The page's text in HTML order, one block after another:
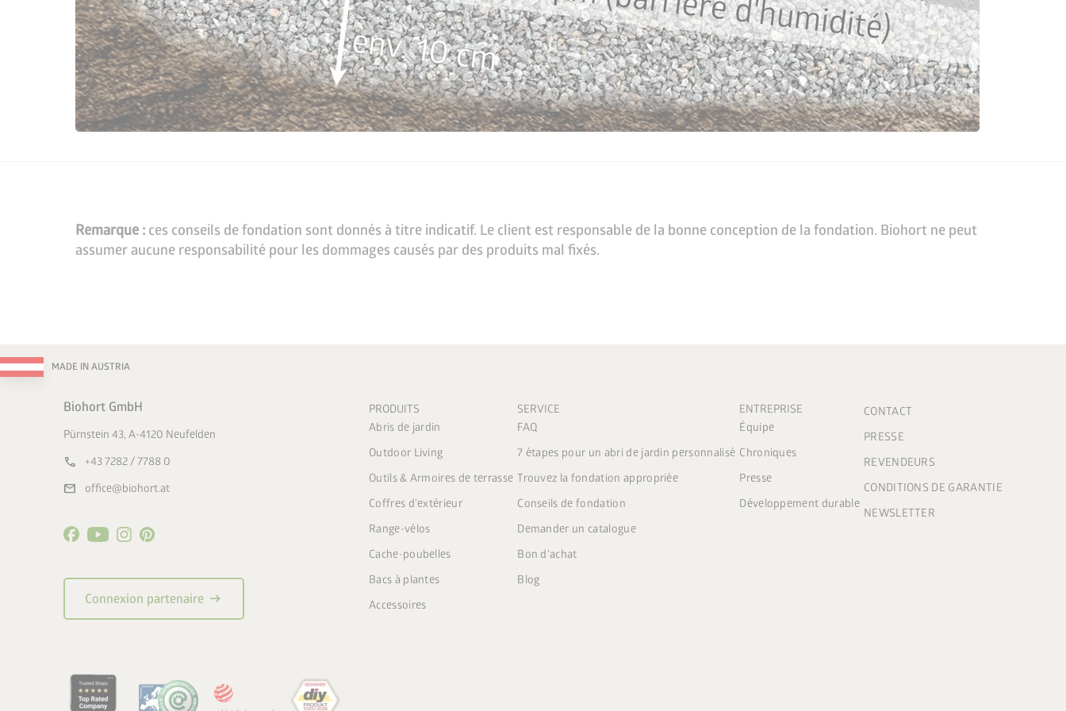
Remarque : ces conseils de fondation sont donnés à titre indicatif. Le client est responsable de la bonne conception de la fondation. Biohort ne peut
assumer aucune responsabilité pour les dommages causés par des produits mal fixés.
MADE IN AUSTRIA
Biohort GmbH
Pürnstein 43, A-4120 Neufelden
call +43 7282 / 7788 0
mail office@biohort.at
Connexion partenaire arrow_right_alt
PRODUITS
Abris de jardin
Outdoor Living
Outils & Armoires de terrasse
Coffres d'extérieur
Range-vélos
Cache-poubelles
Bacs à plantes
Accessoires
SERVICE
FAQ
7 étapes pour un abri de jardin personnalisé
Trouvez la fondation appropriée
Conseils de fondation
Demander un catalogue
Bon d'achat
Blog
ENTREPRISE
Équipe
Chroniques
Presse
Développement durable
CONTACT
PRESSE
REVENDEURS
CONDITIONS DE GARANTIE
NEWSLETTER